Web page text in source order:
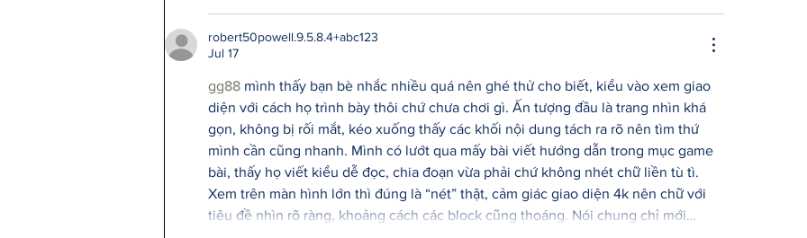
robert50powell.9.5.8.4+abc123
Jul 17
gg88 mình thấy bạn bè nhắc nhiều quá nên ghé thử cho biết, kiểu vào xem giao
diện với cách họ trình bày thôi chứ chưa chơi gì. Ấn tượng đầu là trang nhìn khá
gọn, không bị rối mắt, kéo xuống thấy các khối nội dung tách ra rõ nên tìm thứ
mình cần cũng nhanh. Mình có lướt qua mấy bài viết hướng dẫn trong mục game
bài, thấy họ viết kiểu dễ đọc, chia đoạn vừa phải chứ không nhét chữ liền tù tì.
Xem trên màn hình lớn thì đúng là “nét” thật, cảm giác giao diện 4k nên chữ với
tiêu đề nhìn rõ ràng, khoảng cách các block cũng thoáng. Nói chung chỉ mới…